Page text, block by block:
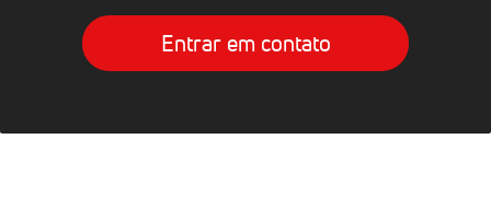
Entrar em contato